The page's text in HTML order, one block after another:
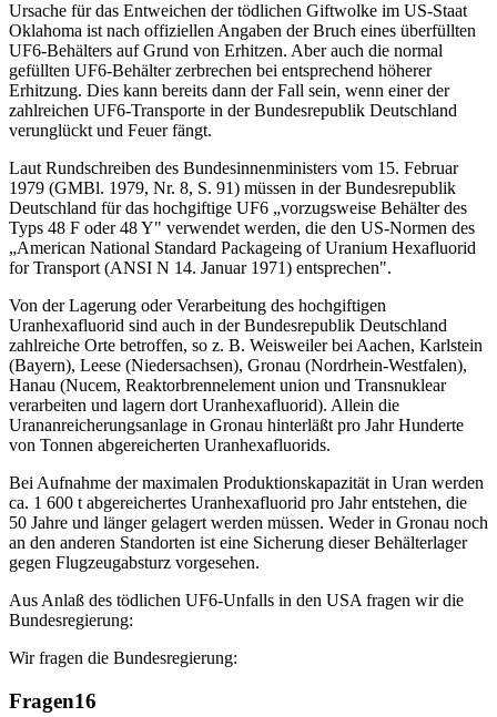
Ursache für das Entweichen der tödlichen Giftwolke im US-Staat
Oklahoma ist nach offiziellen Angaben der Bruch eines überfüllten
UF6-Behälters auf Grund von Erhitzen. Aber auch die normal
gefüllten UF6-Behälter zerbrechen bei entsprechend höherer
Erhitzung. Dies kann bereits dann der Fall sein, wenn einer der
zahlreichen UF6-Transporte in der Bundesrepublik Deutschland
verunglückt und Feuer fängt.
Laut Rundschreiben des Bundesinnenministers vom 15. Februar
1979 (GMBl. 1979, Nr. 8, S. 91) müssen in der Bundesrepublik
Deutschland für das hochgiftige UF6 „vorzugsweise Behälter des
Typs 48 F oder 48 Y" verwendet werden, die den US-Normen des
„American National Standard Packageing of Uranium Hexafluorid
for Transport (ANSI N 14. Januar 1971) entsprechen".
Von der Lagerung oder Verarbeitung des hochgiftigen
Uranhexafluorid sind auch in der Bundesrepublik Deutschland
zahlreiche Orte betroffen, so z. B. Weisweiler bei Aachen, Karlstein
(Bayern), Leese (Niedersachsen), Gronau (Nordrhein-Westfalen),
Hanau (Nucem, Reaktorbrennelement union und Transnuklear
verarbeiten und lagern dort Uranhexafluorid). Allein die
Urananreicherungsanlage in Gronau hinterläßt pro Jahr Hunderte
von Tonnen abgereicherten Uranhexafluorids.
Bei Aufnahme der maximalen Produktionskapazität in Uran werden
ca. 1 600 t abgereichertes Uranhexafluorid pro Jahr entstehen, die
50 Jahre und länger gelagert werden müssen. Weder in Gronau noch
an den anderen Standorten ist eine Sicherung dieser Behälterlager
gegen Flugzeugabsturz vorgesehen.
Aus Anlaß des tödlichen UF6-Unfalls in den USA fragen wir die
Bundesregierung:
Wir fragen die Bundesregierung:
Fragen16